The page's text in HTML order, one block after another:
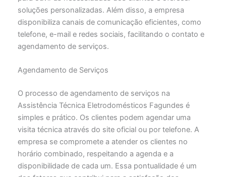
soluções personalizadas. Além disso, a empresa
disponibiliza canais de comunicação eficientes, como
telefone, e-mail e redes sociais, facilitando o contato e
agendamento de serviços.
Agendamento de Serviços
O processo de agendamento de serviços na
Assistência Técnica Eletrodomésticos Fagundes é
simples e prático. Os clientes podem agendar uma
visita técnica através do site oficial ou por telefone. A
empresa se compromete a atender os clientes no
horário combinado, respeitando a agenda e a
disponibilidade de cada um. Essa pontualidade é um